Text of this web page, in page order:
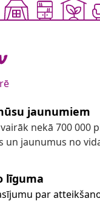
jaunumiem
nekā 700 000
un jaunumus no
līguma
par